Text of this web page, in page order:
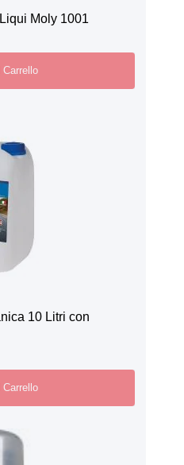
Moly 1001
10 Litri con